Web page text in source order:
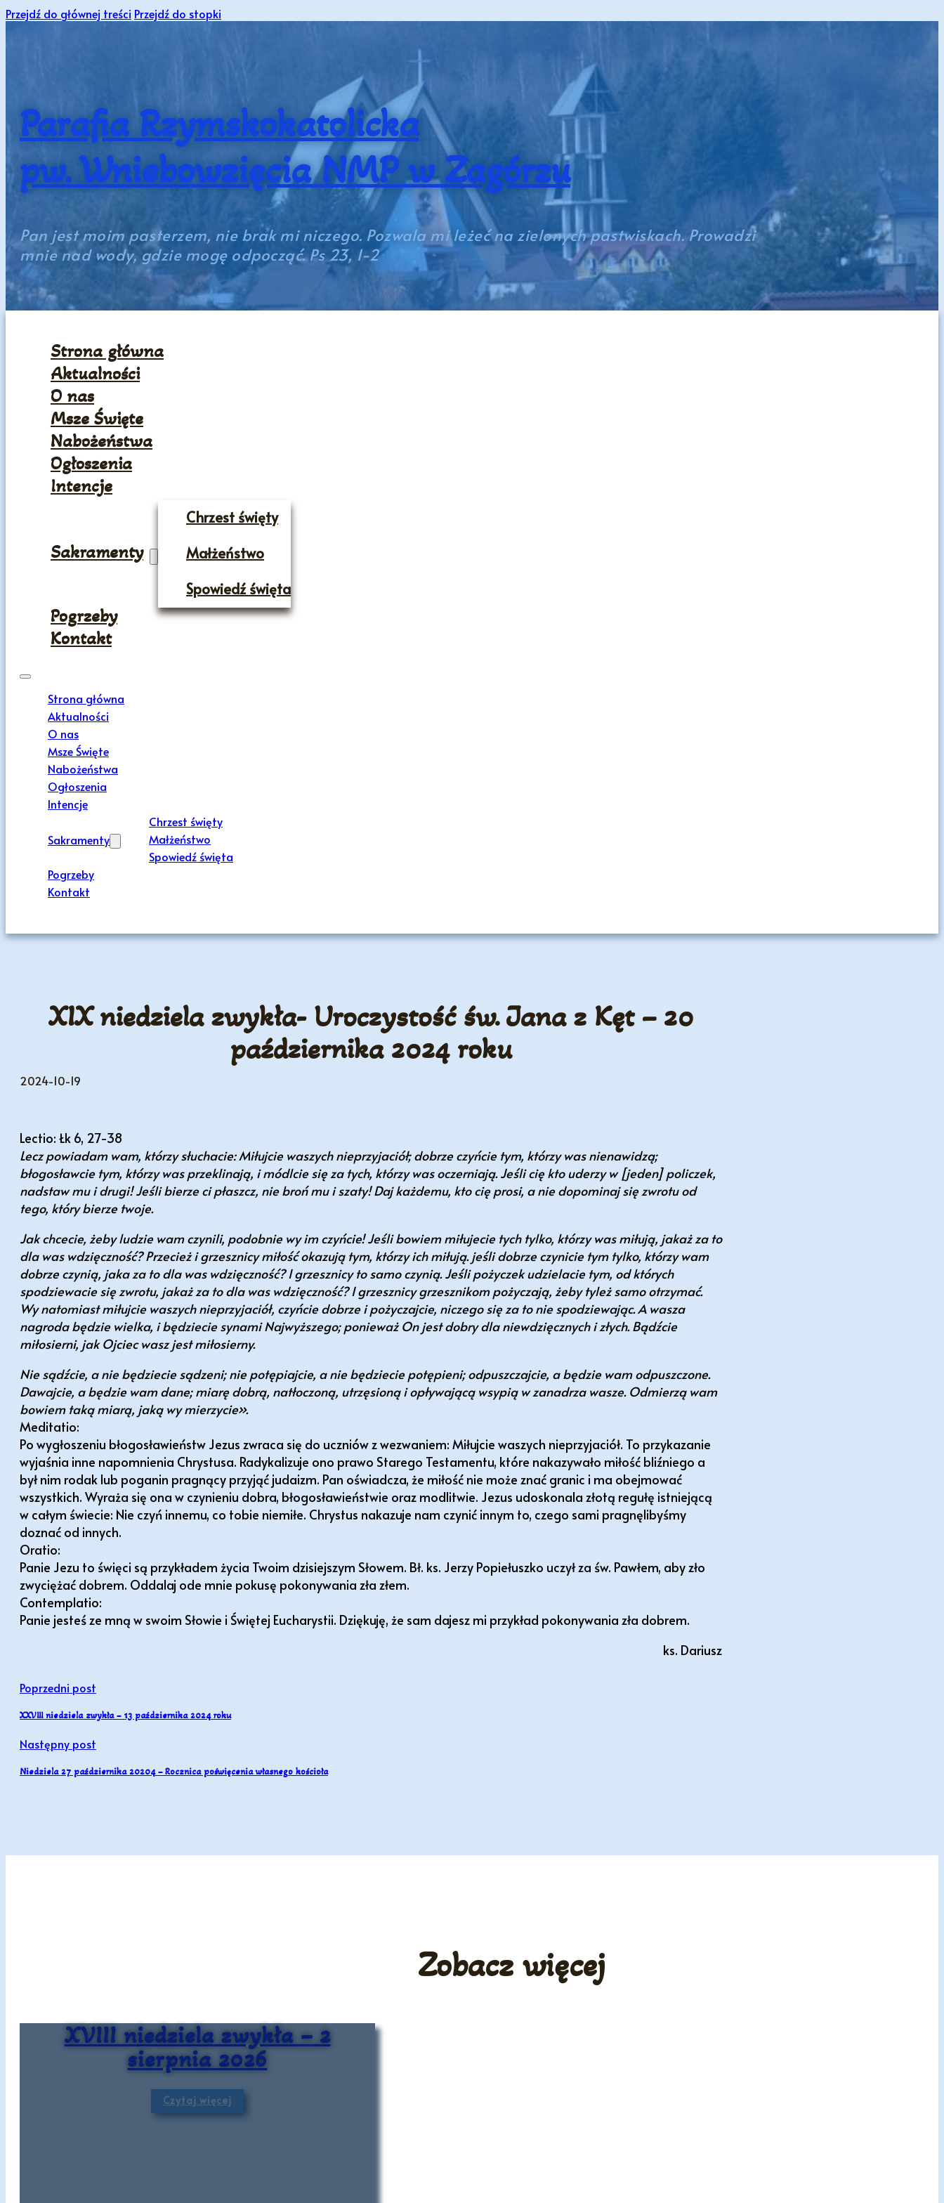
Przejdź do głównej treści Przejdź do stopki
Parafia Rzymskokatolicka
pw. Wniebowzięcia NMP w Zagórzu
Pan jest moim pasterzem, nie brak mi niczego. Pozwala mi leżeć na zielonych pastwiskach. Prowadzi
mnie nad wody, gdzie mogę odpocząć. Ps 23, 1-2
Strona główna
Aktualności
O nas
Msze Święte
Nabożeństwa
Ogłoszenia
Intencje
Sakramenty
Chrzest święty
Małżeństwo
Spowiedź święta
Pogrzeby
Kontakt
Strona główna
Aktualności
O nas
Msze Święte
Nabożeństwa
Ogłoszenia
Intencje
Sakramenty
Chrzest święty
Małżeństwo
Spowiedź święta
Pogrzeby
Kontakt
XIX niedziela zwykła- Uroczystość św. Jana z Kęt – 20
października 2024 roku
2024-10-19
Lectio: Łk 6, 27-38
Lecz powiadam wam, którzy słuchacie: Miłujcie waszych nieprzyjaciół; dobrze czyńcie tym, którzy was nienawidzą;
błogosławcie tym, którzy was przeklinają, i módlcie się za tych, którzy was oczerniają. Jeśli cię kto uderzy w [jeden] policzek,
nadstaw mu i drugi! Jeśli bierze ci płaszcz, nie broń mu i szaty! Daj każdemu, kto cię prosi, a nie dopominaj się zwrotu od
tego, który bierze twoje.
Jak chcecie, żeby ludzie wam czynili, podobnie wy im czyńcie! Jeśli bowiem miłujecie tych tylko, którzy was miłują, jakaż za to
dla was wdzięczność? Przecież i grzesznicy miłość okazują tym, którzy ich miłują. jeśli dobrze czynicie tym tylko, którzy wam
dobrze czynią, jaka za to dla was wdzięczność? I grzesznicy to samo czynią. Jeśli pożyczek udzielacie tym, od których
spodziewacie się zwrotu, jakaż za to dla was wdzięczność? I grzesznicy grzesznikom pożyczają, żeby tyleż samo otrzymać.
Wy natomiast miłujcie waszych nieprzyjaciół, czyńcie dobrze i pożyczajcie, niczego się za to nie spodziewając. A wasza
nagroda będzie wielka, i będziecie synami Najwyższego; ponieważ On jest dobry dla niewdzięcznych i złych. Bądźcie
miłosierni, jak Ojciec wasz jest miłosierny.
Nie sądźcie, a nie będziecie sądzeni; nie potępiajcie, a nie będziecie potępieni; odpuszczajcie, a będzie wam odpuszczone.
Dawajcie, a będzie wam dane; miarę dobrą, natłoczoną, utrzęsioną i opływającą wsypią w zanadrza wasze. Odmierzą wam
bowiem taką miarą, jaką wy mierzycie».
Meditatio:
Po wygłoszeniu błogosławieństw Jezus zwraca się do uczniów z wezwaniem: Miłujcie waszych nieprzyjaciół. To przykazanie
wyjaśnia inne napomnienia Chrystusa. Radykalizuje ono prawo Starego Testamentu, które nakazywało miłość bliźniego a
był nim rodak lub poganin pragnący przyjąć judaizm. Pan oświadcza, że miłość nie może znać granic i ma obejmować
wszystkich. Wyraża się ona w czynieniu dobra, błogosławieństwie oraz modlitwie. Jezus udoskonala złotą regułę istniejącą
w całym świecie: Nie czyń innemu, co tobie niemiłe. Chrystus nakazuje nam czynić innym to, czego sami pragnęlibyśmy
doznać od innych.
Oratio:
Panie Jezu to święci są przykładem życia Twoim dzisiejszym Słowem. Bł. ks. Jerzy Popiełuszko uczył za św. Pawłem, aby zło
zwyciężać dobrem. Oddalaj ode mnie pokusę pokonywania zła złem.
Contemplatio:
Panie jesteś ze mną w swoim Słowie i Świętej Eucharystii. Dziękuję, że sam dajesz mi przykład pokonywania zła dobrem.
ks. Dariusz
Poprzedni post
XXVIII niedziela zwykła – 13 października 2024 roku
Następny post
Niedziela 27 października 20204 – Rocznica poświęcenia własnego kościoła
Zobacz więcej
XVIII niedziela zwykła – 2
sierpnia 2026
Czytaj więcej